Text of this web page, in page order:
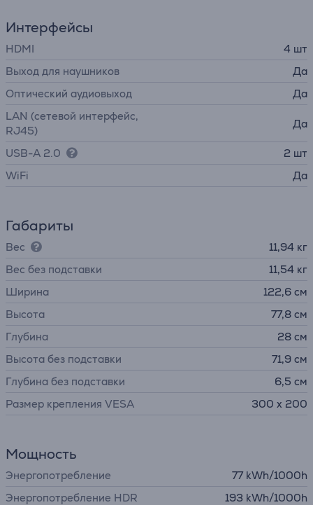
Интерфейсы
HDMI
4 шт
Выход для наушников
Да
Оптический аудиовыход
Да
LAN (сетевой интерфейс,
RJ45)
Да
USB-A 2.0
2 шт
WiFi
Да
Габариты
Вес
11,94 кг
Вес без подставки
11,54 кг
Ширина
122,6 см
Высота
77,8 см
Глубина
28 см
Высота без подставки
71,9 см
Глубина без подставки
6,5 см
Размер крепления VESA
300 x 200
Мощность
Энергопотребление
77 kWh/1000h
Энергопотребление HDR
193 kWh/1000h